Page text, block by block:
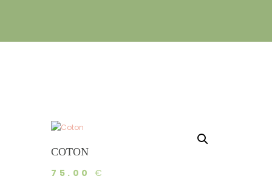
COTON
75.00 €